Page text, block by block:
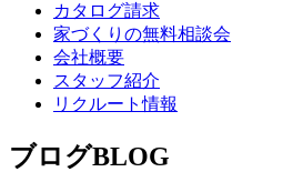
カタログ請求
家づくりの無料相談会
会社概要
スタッフ紹介
リクルート情報
ブログBLOG